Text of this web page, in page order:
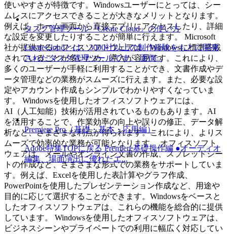
使いやすさが特徴です。Windowsユーザーにとっては、シー
ムレスにアクセスできることが大きなメリットとなります。
例えば、ホーム画面から直接アプリにアクセスしたり、詳細
な設定を変更したりすることが簡単に行えます。 Microsoft
社が提供するオフィスソフトウェアは、Windowsに標準搭載
されていることが多いため、導入が容易です。これにより、
多くのユーザーが手軽に利用することができ、文書作成やデ
ータ管理などの業務がスムーズに行えます。また、必要な設
定やアカウント作成もシンプルでわかりやすくなっていま
す。 Windowsを使用したオフィスソフトウェアには、
AI（人工知能）技術が活用されているものもあります。AI
を活用することで、作業効率の向上や誤りの修正、データ解
析など、さまざまな利点が得られます。これにより、よりス
ムーズで効率的な業務が可能となります。 オフィスソフト
ウェアは、メールやオンライン文書の作成、スプレッドシー
トの作成など、さまざまな形式での業務をサポートしていま
す。例えば、Excelを使用した表計算やグラフ作成、
PowerPointを使用したプレゼンテーション作成など、用途や
目的に応じて選択することができます。Windowsをベースと
したオフィスソフトウェアは、これらの機能を総合的に提供
しています。 Windowsを使用したオフィスソフトウェアは、
ビジネスシーンやプライベートでの利用に幅広く対応してい
タスク管理ツール『Create Cloud』の使い方
CreateCloudとは、3000社以上の制作経験をもとに開発
されたタスク管理ツールです。 面倒...
Premiere Pro（基礎・基本・応用編）
Adobe特集TOPに戻る Premiere基礎操作編 ●オーディオ
編集、場面演出に優れたエ...